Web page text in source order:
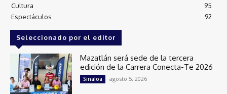
Cultura
95
Espectáculos
92
Seleccionado por el editor
Mazatlán será sede de la tercera
edición de la Carrera Conecta-Te 2026
Sinaloa agosto 5, 2026